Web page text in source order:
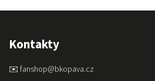
Kontakty
✉️ fanshop@bkopava.cz